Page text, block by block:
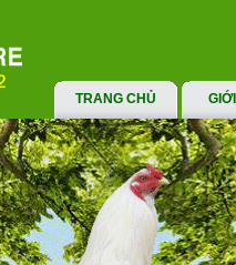
TRANG CHỦ